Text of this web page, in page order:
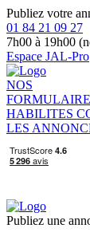
Publiez votre
01 84 21 09 27
7h00 à 19h00
Espace JAL-Pro
NOS
HABILITES
LES
Publiez une